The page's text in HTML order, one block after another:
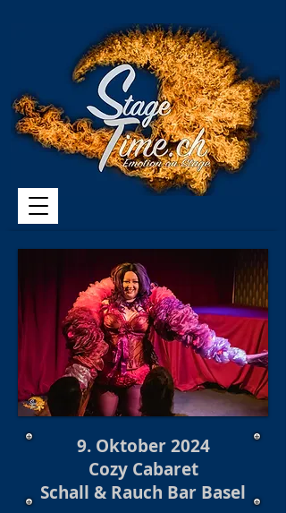
9. Oktober 2024
Cozy Cabaret
Schall & Rauch Bar Basel